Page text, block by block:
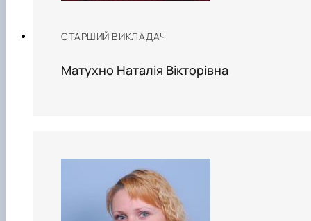
СТАРШИЙ ВИКЛАДАЧ
Матухно Наталія Вікторівна